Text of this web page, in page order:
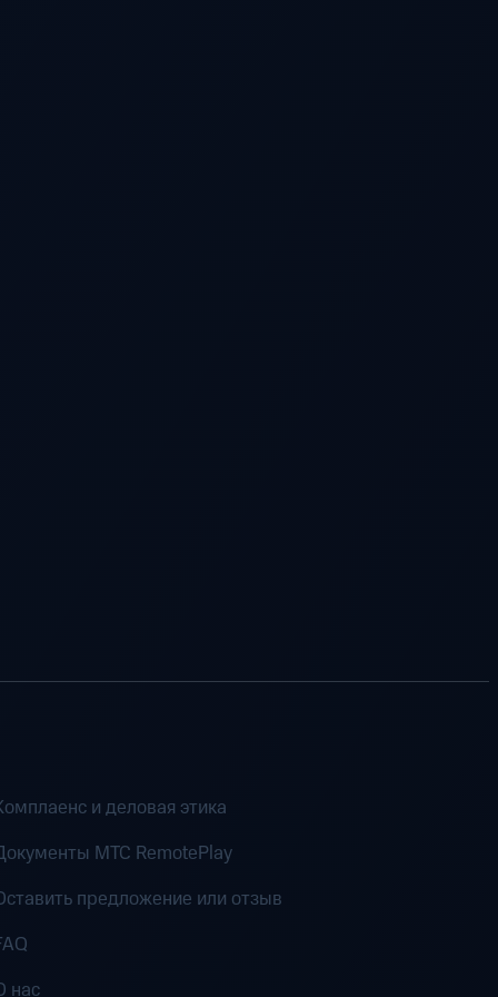
и деловая этика
MTC RemotePlay
предложение или отзыв
нас